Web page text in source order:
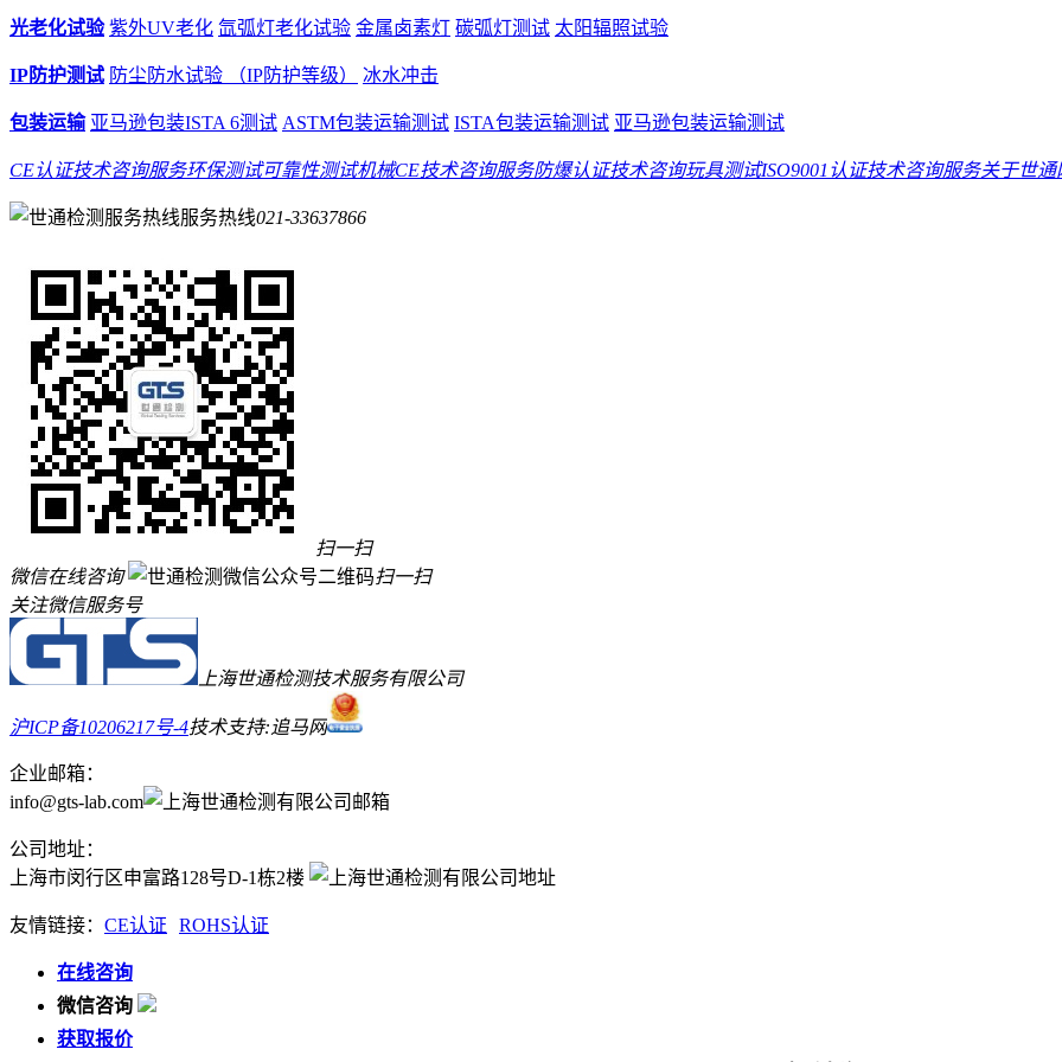
光老化试验 紫外UV老化 氙弧灯老化试验 金属卤素灯 碳弧灯测试 太阳辐照试验
IP防护测试 防尘防水试验 （IP防护等级） 冰水冲击
包装运输 亚马逊包装ISTA 6测试 ASTM包装运输测试 ISTA包装运输测试 亚马逊包装运输测试
CE认证技术咨询服务环保测试可靠性测试机械CE技术咨询服务防爆认证技术咨询玩具测试ISO9001认证技术咨询服务关于世通
服务热线021-33637866
扫一扫
微信在线咨询
扫一扫
关注微信服务号
上海世通检测技术服务有限公司
沪ICP备10206217号-4技术支持:追马网
企业邮箱：
info@gts-lab.com
公司地址：
上海市闵行区申富路128号D-1栋2楼
友情链接： CE认证 ROHS认证
在线咨询
微信咨询
获取报价